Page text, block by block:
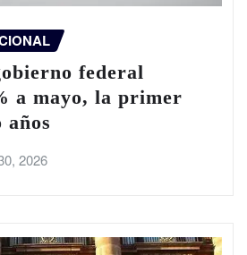
federal
a mayo, la primer
años
2026